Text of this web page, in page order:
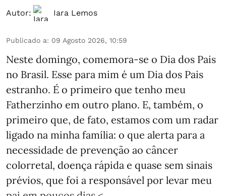
Autor: Iara Lemos
Publicado a: 09 Agosto 2026, 10:59
Neste domingo, comemora-se o Dia dos Pais
no Brasil. Esse para mim é um Dia dos Pais
estranho. É o primeiro que tenho meu
Fatherzinho em outro plano. E, também, o
primeiro que, de fato, estamos com um radar
ligado na minha família: o que alerta para a
necessidade de prevenção ao câncer
colorretal, doença rápida e quase sem sinais
prévios, que foi a responsável por levar meu